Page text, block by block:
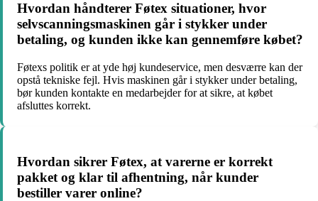
Hvordan håndterer Føtex situationer, hvor
selvscanningsmaskinen går i stykker under
betaling, og kunden ikke kan gennemføre købet?
Føtexs politik er at yde høj kundeservice, men desværre kan der
opstå tekniske fejl. Hvis maskinen går i stykker under betaling,
bør kunden kontakte en medarbejder for at sikre, at købet
afsluttes korrekt.
Hvordan sikrer Føtex, at varerne er korrekt
pakket og klar til afhentning, når kunder
bestiller varer online?